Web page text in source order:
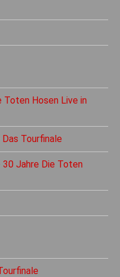
Toten Hosen Live in
Tourfinale
Jahre Die Toten